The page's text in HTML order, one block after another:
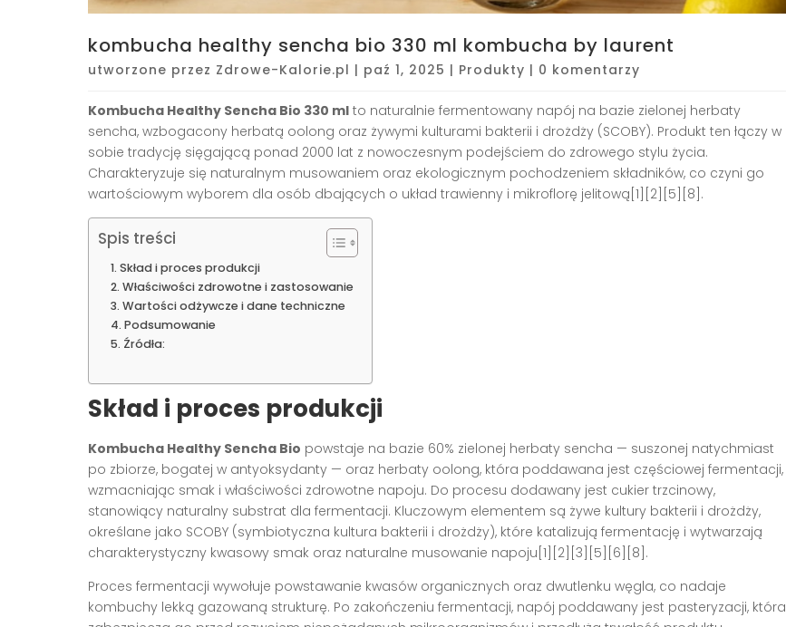
kombucha healthy sencha bio 330 ml kombucha by laurent
utworzone przez Zdrowe-Kalorie.pl | paź 1, 2025 | Produkty | 0 komentarzy
Kombucha Healthy Sencha Bio 330 ml to naturalnie fermentowany napój na bazie zielonej herbaty
sencha, wzbogacony herbatą oolong oraz żywymi kulturami bakterii i drożdży (SCOBY). Produkt ten łączy w
sobie tradycję sięgającą ponad 2000 lat z nowoczesnym podejściem do zdrowego stylu życia.
Charakteryzuje się naturalnym musowaniem oraz ekologicznym pochodzeniem składników, co czyni go
wartościowym wyborem dla osób dbających o układ trawienny i mikroflorę jelitową[1][2][5][8].
Spis treści
Skład i proces produkcji
Właściwości zdrowotne i zastosowanie
Wartości odżywcze i dane techniczne
Podsumowanie
Źródła:
Skład i proces produkcji
Kombucha Healthy Sencha Bio powstaje na bazie 60% zielonej herbaty sencha — suszonej natychmiast
po zbiorze, bogatej w antyoksydanty — oraz herbaty oolong, która poddawana jest częściowej fermentacji,
wzmacniając smak i właściwości zdrowotne napoju. Do procesu dodawany jest cukier trzcinowy,
stanowiący naturalny substrat dla fermentacji. Kluczowym elementem są żywe kultury bakterii i drożdży,
określane jako SCOBY (symbiotyczna kultura bakterii i drożdży), które katalizują fermentację i wytwarzają
charakterystyczny kwasowy smak oraz naturalne musowanie napoju[1][2][3][5][6][8].
Proces fermentacji wywołuje powstawanie kwasów organicznych oraz dwutlenku węgla, co nadaje
kombuchy lekką gazowaną strukturę. Po zakończeniu fermentacji, napój poddawany jest pasteryzacji, która